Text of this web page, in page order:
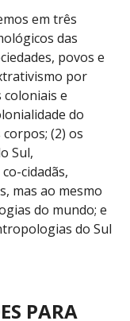
em três
das
povos e
por
coloniais e
do
(2) os
Sul,
cidadãs,
mas ao mesmo
do mundo; e
do Sul
PARA